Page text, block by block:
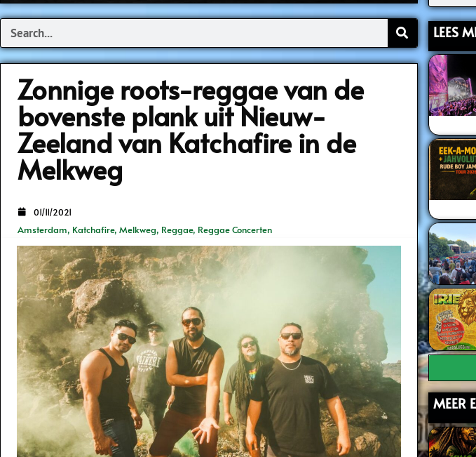
Search
Zonnige roots-reggae van de
bovenste plank uit Nieuw-
Zeeland van Katchafire in de
Melkweg
Amsterdam, Katchafire, Melkweg, Reggae, Reggae Concerten
01/11/2021
LEES
MEER